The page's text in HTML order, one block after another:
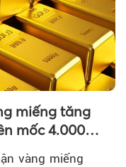
miếng tăng
mốc 4.000
vàng miếng